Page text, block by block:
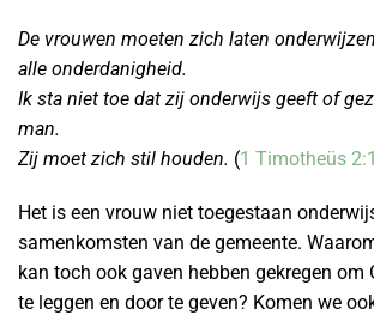
De vrouwen moeten zich laten
alle onderdanigheid.
Ik sta niet toe dat zij onderwijs geeft of
man.
Zij moet zich stil houden. (1 Timotheüs
Het is een vrouw niet toegestaan
samenkomsten van de gemeente.
kan toch ook gaven hebben gekregen om
te leggen en door te geven? Komen we